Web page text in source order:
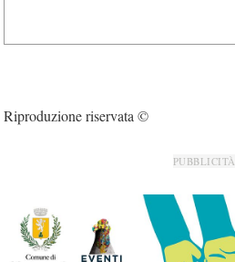
Riproduzione riservata ©
PUBBLICITÀ